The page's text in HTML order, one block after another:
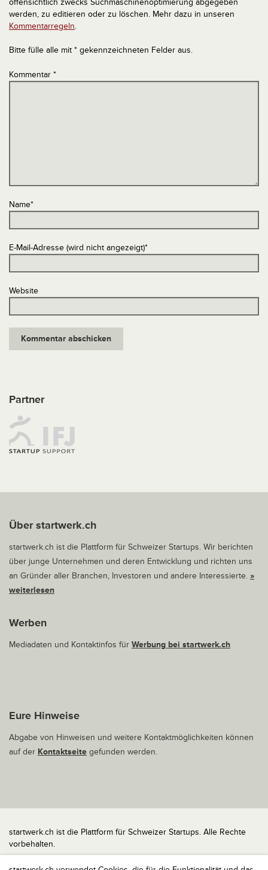
offensichtlich zwecks Suchmaschinenoptimierung abgegeben
werden, zu editieren oder zu löschen. Mehr dazu in unseren
Kommentarregeln.
Bitte fülle alle mit * gekennzeichneten Felder aus.
Kommentar *
Name*
E-Mail-Adresse (wird nicht angezeigt)*
Website
Partner
Über startwerk.ch
startwerk.ch ist die Plattform für Schweizer Startups. Wir berichten
über junge Unternehmen und deren Entwicklung und richten uns
an Gründer aller Branchen, Investoren und andere Interessierte. »
weiterlesen
Werben
Mediadaten und Kontaktinfos für Werbung bei startwerk.ch
Eure Hinweise
Abgabe von Hinweisen und weitere Kontaktmöglichkeiten können
auf der Kontaktseite gefunden werden.
startwerk.ch ist die Plattform für Schweizer Startups. Alle Rechte
vorbehalten.
Impressum